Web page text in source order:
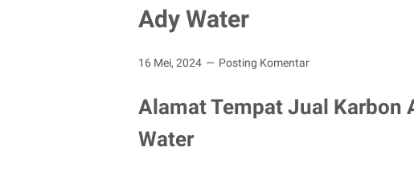
Ady Water
16 Mei, 2024 Posting Komentar
Alamat Tempat Jual Karbon
Water